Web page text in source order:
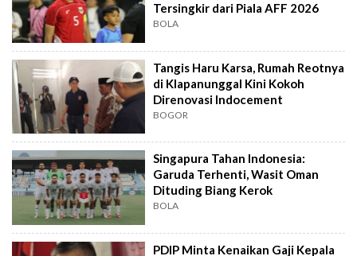
Tersingkir dari Piala AFF 2026
BOLA
Tangis Haru Karsa, Rumah Reotnya
di Klapanunggal Kini Kokoh
Direnovasi Indocement
BOGOR
Singapura Tahan Indonesia:
Garuda Terhenti, Wasit Oman
Dituding Biang Kerok
BOLA
PDIP Minta Kenaikan Gaji Kepala